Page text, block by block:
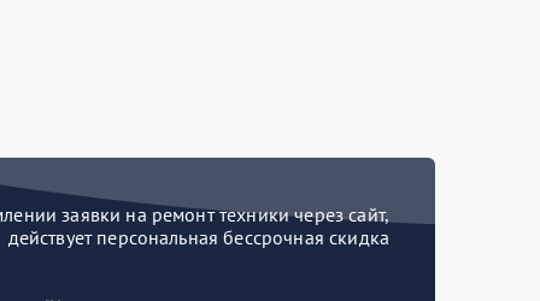
заявки на ремонт техники через сайт,
действует персональная бессрочная скидка